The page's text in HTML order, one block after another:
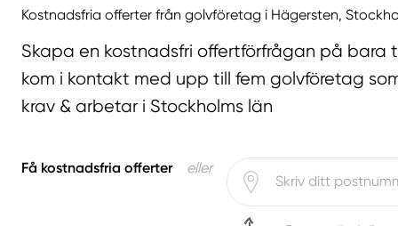
Kostnadsfria offerter från golvföretag i Hägersten,
Skapa en kostnadsfri offertförfrågan på bara
kom i kontakt med upp till fem golvföretag
krav & arbetar i Stockholms län
Få kostnadsfria offerter eller